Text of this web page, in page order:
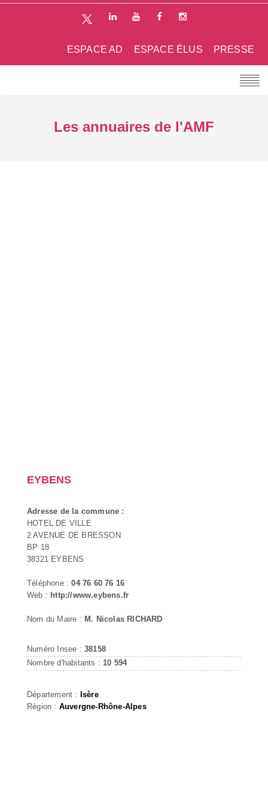
PRESSE
ESPACE ÉLUS
ESPACE AD
Les annuaires de l'AMF
EYBENS
Adresse de la commune :
HOTEL DE VILLE
2 AVENUE DE BRESSON
BP 18
38321 EYBENS
Téléphone :04 76 60 76 16
Web : http://www.eybens.fr
Nom du Maire : M. Nicolas RICHARD
Numéro Insee : 38158
Nombre d'habitants : 10 594
Département : Isère
Région : Auvergne-Rhône-Alpes